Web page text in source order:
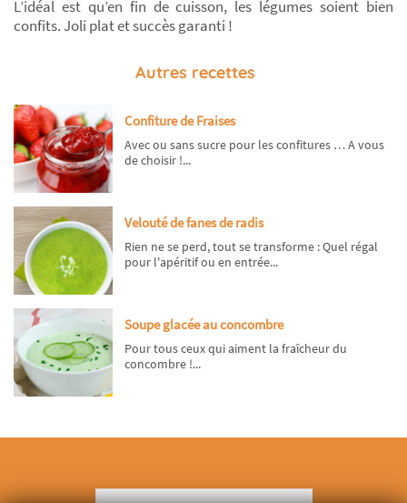
L’idéal est qu’en fin de cuisson, les légumes soient bien
confits. Joli plat et succès garanti !
Autres recettes
Confiture de Fraises
Avec ou sans sucre pour les confitures … A vous
de choisir !...
Velouté de fanes de radis
Rien ne se perd, tout se transforme : Quel régal
pour l'apéritif ou en entrée...
Soupe glacée au concombre
Pour tous ceux qui aiment la fraîcheur du
concombre !...